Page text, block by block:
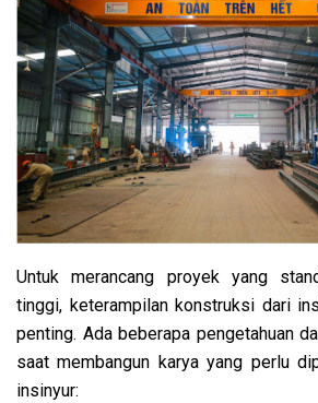
Untuk merancang proyek yang
tinggi, keterampilan konstruksi dari
penting. Ada beberapa pengetahuan
saat membangun karya yang perlu
insinyur: